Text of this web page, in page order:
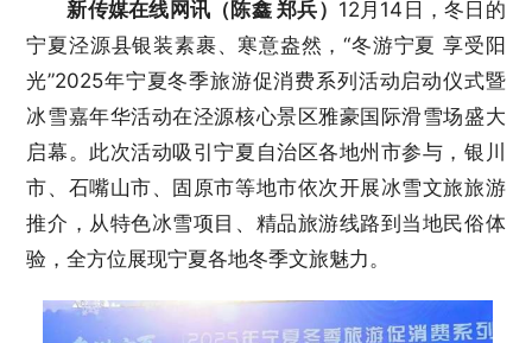
新传媒在线网讯（陈鑫 郑兵） 12月14日，冬日的
宁夏泾源县银装素裹、寒意盎然，“冬游宁夏 享受阳
光”2025年宁夏冬季旅游促消费系列活动启动仪式暨
冰雪嘉年华活动在泾源核心景区雅豪国际滑雪场盛大
启幕。此次活动吸引宁夏自治区各地州市参与，银川
市、石嘴山市、固原市等地市依次开展冰雪文旅旅游
推介，从特色冰雪项目、精品旅游线路到当地民俗体
验，全方位展现宁夏各地冬季文旅魅力。